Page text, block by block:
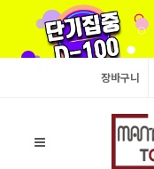
장바구니